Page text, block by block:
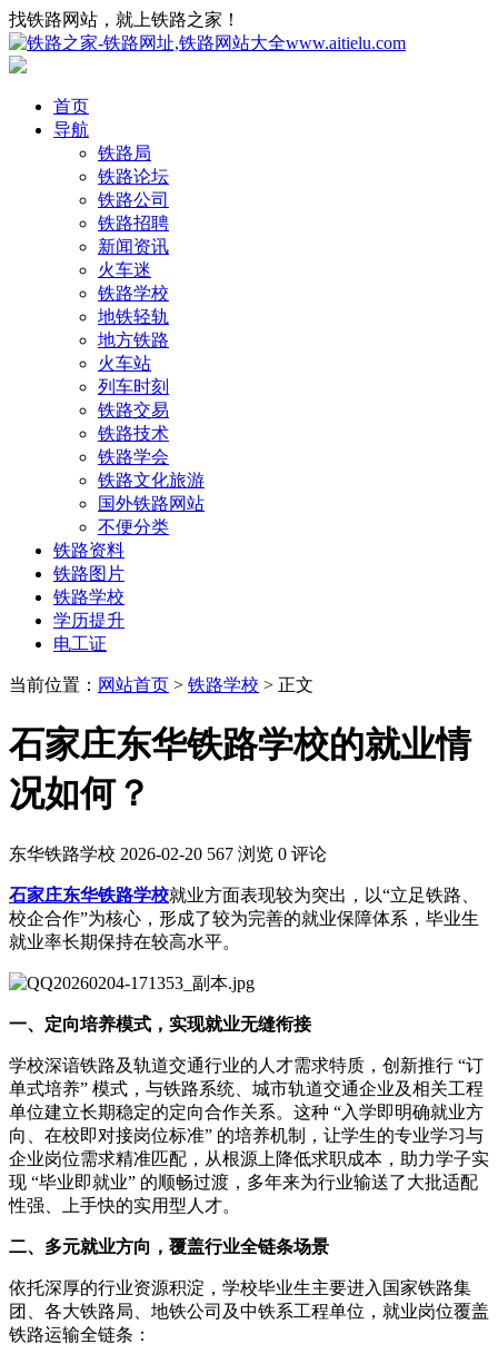
找铁路网站，就上铁路之家！
首页
导航
铁路局
铁路论坛
铁路公司
铁路招聘
新闻资讯
火车迷
铁路学校
地铁轻轨
地方铁路
火车站
列车时刻
铁路交易
铁路技术
铁路学会
铁路文化旅游
国外铁路网站
不便分类
铁路资料
铁路图片
铁路学校
学历提升
电工证
当前位置： 网站首页 > 铁路学校 > 正文
石家庄东华铁路学校的就业情
况如何？
东华铁路学校 2026-02-20 567 浏览 0 评论
石家庄东华铁路学校就业方面表现较为突出，以“立足铁路、
校企合作”为核心，形成了较为完善的就业保障体系，毕业生
就业率长期保持在较高水平。
一、定向培养模式，实现就业无缝衔接
学校深谙铁路及轨道交通行业的人才需求特质，创新推行 “订
单式培养” 模式，与铁路系统、城市轨道交通企业及相关工程
单位建立长期稳定的定向合作关系。这种 “入学即明确就业方
向、在校即对接岗位标准” 的培养机制，让学生的专业学习与
企业岗位需求精准匹配，从根源上降低求职成本，助力学子实
现 “毕业即就业” 的顺畅过渡，多年来为行业输送了大批适配
性强、上手快的实用型人才。
二、多元就业方向，覆盖行业全链条场景
依托深厚的行业资源积淀，学校毕业生主要进入国家铁路集
团、各大铁路局、地铁公司及中铁系工程单位，就业岗位覆盖
铁路运输全链条：